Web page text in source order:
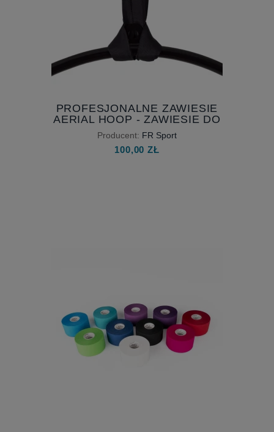
PROFESJONALNE ZAWIESIE
AERIAL HOOP - ZAWIESIE DO
KOŁA CYRKOWEGO - ZAWIESIE
CYRKOWE
Producent: FR Sport
100,00 ZŁ